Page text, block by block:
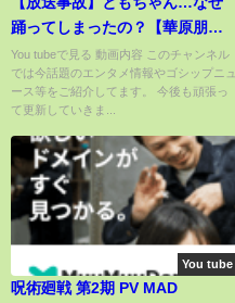
踊ってしまったの？【華原朋美
特集】
You tubeで見る 動画内容 このチャンネル
では今話題のエンタメ情報やゴシップニュ
ース等をご紹介してます。 今後も頑張っ
て更新していきま...
You tube
呪術廻戦 第2期 PV MAD